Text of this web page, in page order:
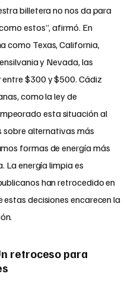
billetera no nos da para
estos”, afirmó. En
como Texas, California,
y Nevada, las
$300 y $500. Cádiz
como la ley de
esta situación al
sobre alternativas más
formas de energía más
La energía limpia es
han retrocedido en
estas decisiones encarecen la
retroceso para